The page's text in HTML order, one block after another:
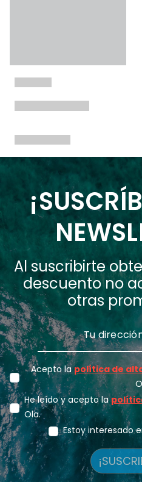
Al suscribirte
descuento no
otras
Acepto lapolítica de
He leído y acepto la
Ola.
Estoy interesado